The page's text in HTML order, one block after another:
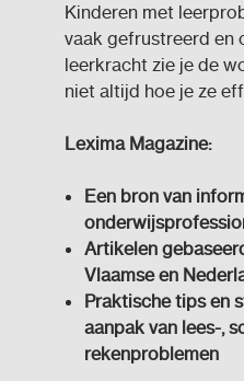
Kinderen met
vaak gefrustreerd en
leerkracht zie je de
niet altijd hoe je ze
Lexima Magazine:
Een bron van
Artikelen
Vlaamse en
Praktische tips en
aanpak van lees-,
rekenproblemen